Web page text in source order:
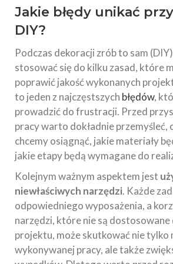
Jakie błędy unikać
DIY?
Podczas dekoracji zrób to sam
stosować się do kilku zasad, które
poprawić jakość wykonanych
to jeden z najczęstszych błędów,
prowadzić do frustracji. Przed
pracy warto dokładnie przemyśleć,
chcemy osiągnąć, jakie materiały
jakie etapy będą wymagane do
Kolejnym ważnym aspektem jest
niewłaściwych narzędzi. Każde
odpowiedniego wyposażenia, a
narzędzi, które nie są
projektu, może skutkować nie tylko
wykonywanej pracy, ale także